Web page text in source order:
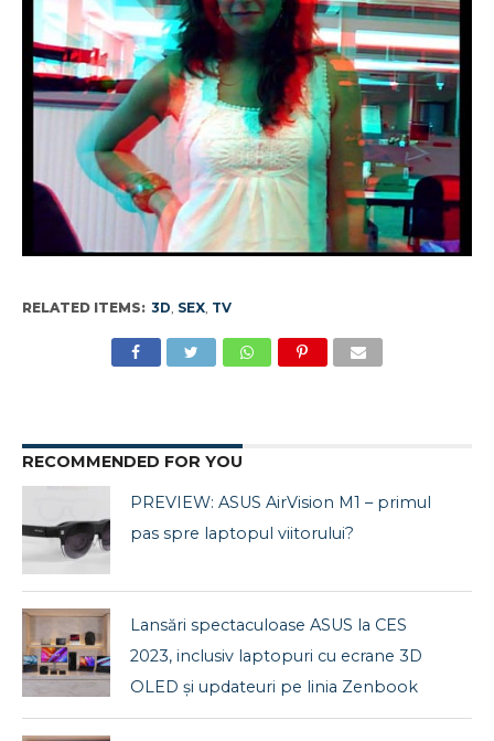
RELATED ITEMS: 3D SEX, TV
RECOMMENDED FOR YOU
PREVIEW: ASUS AirVision M1 – primul
pas spre laptopul viitorului?
Lansări spectaculoase ASUS la CES
2023, inclusiv laptopuri cu ecrane 3D
OLED și updateuri pe linia Zenbook